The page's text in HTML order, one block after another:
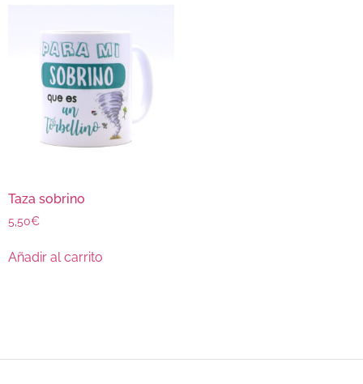
Taza sobrino
5,50€
Añadir al carrito